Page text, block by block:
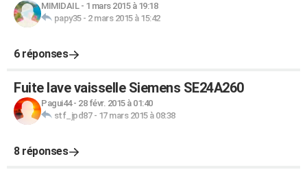
MIMIDAIL- 1 mars 2015 à 19:18
papy35- 2 mars 2015 à 15:42
6 réponses
Fuite lave vaisselle Siemens SE24A260
Pagui44- 28 févr. 2015 à 01:40
stf_jpd87- 17 mars 2015 à 08:38
8 réponses